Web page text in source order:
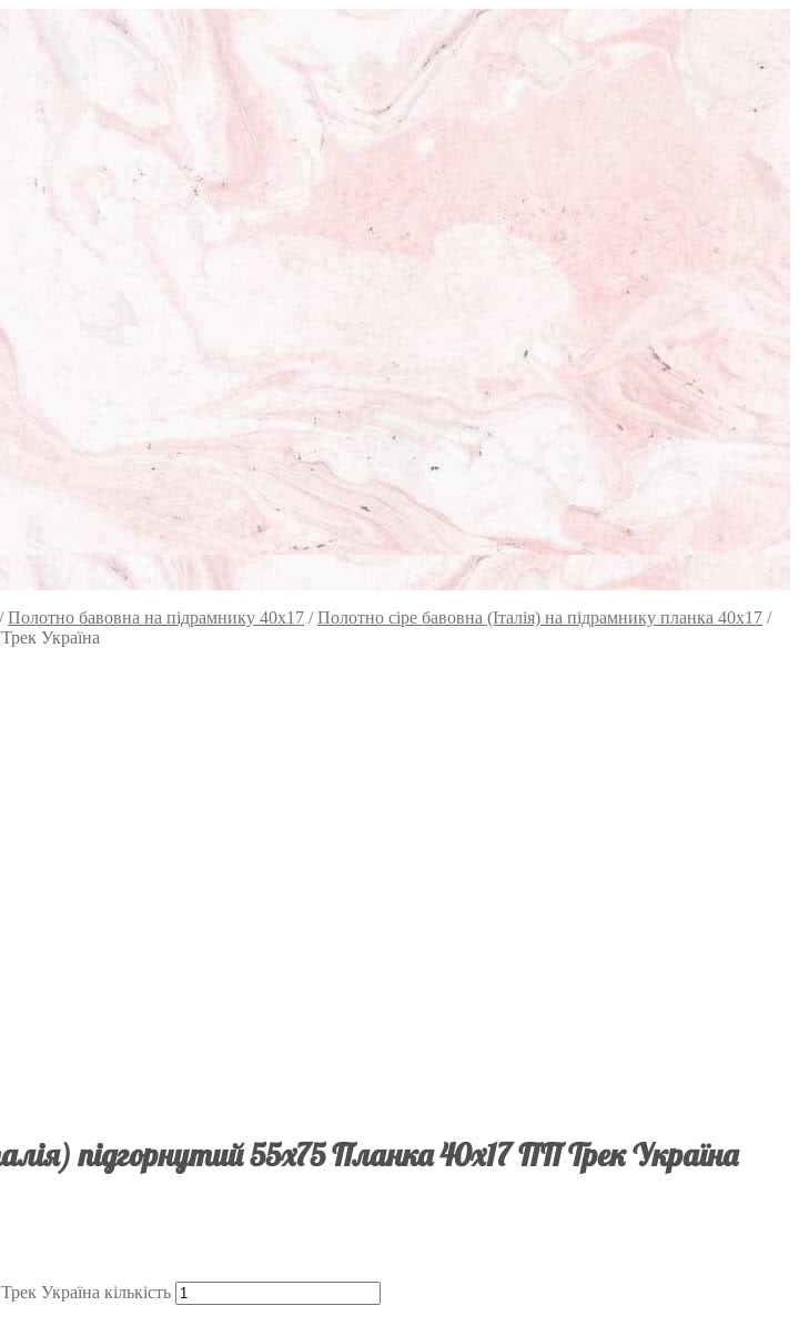
/Полотно бавовна на підрамнику 40х17 /Полотно сіре бавовна (Італія) на підрамнику планка 40х17 /
Україна
підгорнутий 55х75 Планка 40х17 ПП Трек Україна
Україна кількість